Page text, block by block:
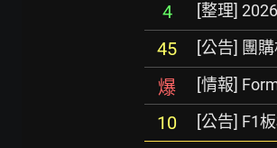
4 [整理]
45 [公告] 團
爆 [情報]
10 [公告] F1